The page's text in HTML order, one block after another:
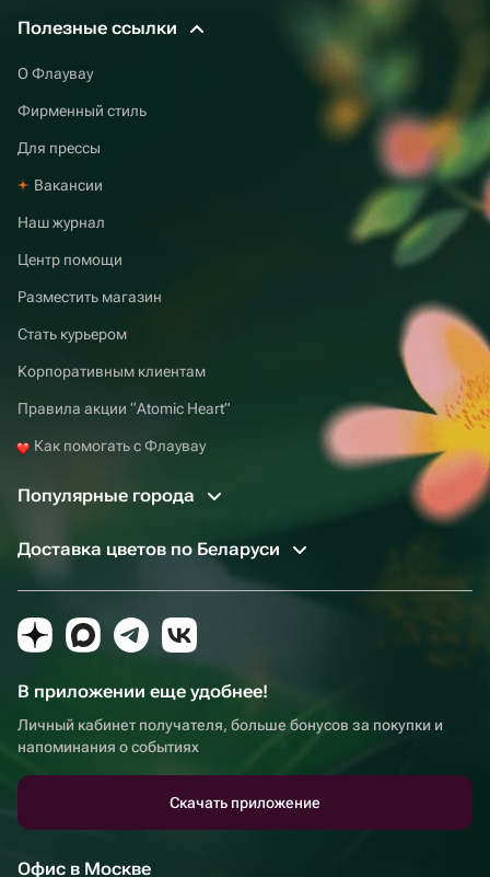
Полезные ссылки
О Флаувау
Фирменный стиль
Для прессы
Вакансии
Наш журнал
Центр помощи
Разместить магазин
Стать курьером
Корпоративным клиентам
Правила акции “Atomic Heart”
Как помогать с Флаувау
Популярные города
Доставка цветов по Беларуси
В приложении еще удобнее!
Личный кабинет получателя, больше бонусов за покупки и
напоминания о событиях
Скачать приложение
Офис в Москве